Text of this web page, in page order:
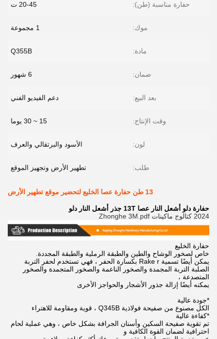
حفارة مناسبة (طن): 20-45 ت
موك: 1 مجموعة
مادة: Q355B
ضمان: 6 شهور
بعد البيع: دعم الفيديو الفني
وقت الإنتاج: 15 ~ 30 يوما
لون: الأسود والبرتقالي والعرف
طلب: تطهير الأرض وتجهيز الموقع
13 طن حفارة عصا الخليع لتحضير موقع تطهير الأرض
حفارة دلو أشعل النار عصا 13T جذر أشعل النار دلو
2024 كتالوج ماكينات Zhonghe 3M.pdf
حفارة الخليع
خاص لصخور الوشاح والطين والطبقة الرملية والطبقة المجددة.
يمكن أيضًا تسمية Rake r بكسارة الحفر ، فهي تستخدم لحفر التربة
الصلبة التربة المجمدة والصخور الناعمة والصخور المتجمدة والصخور
المتصدعة ،
يمكنه أيضًا إزالة جذور الأشجار والحواجز الأخرى
*جودة عالية
الكل مصنوع من صفيحة فولاذية Q345B ، قوية ومقاومة للاهتراء
*كفاءة عالية
تم تقوية صفيحة السكين وأسنان الجرافة بشكل خاص ، وهي عملية لحام
احترافية لضمان القوة الكافية و